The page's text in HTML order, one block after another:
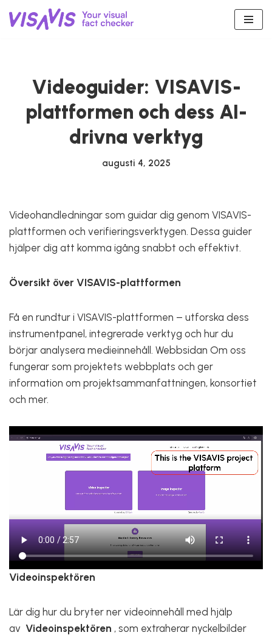
Hoppa
Videoguider: VISAVIS-
plattformen och dess AI-
drivna verktyg
augusti 4, 2025
Videohandledningar som guidar dig genom VISAVIS-
plattformen och verifieringsverktygen. Dessa guider
hjälper dig att komma igång snabbt och effektivt.
Översikt över VISAVIS-plattformen
Få en rundtur i VISAVIS-plattformen – utforska dess
instrumentpanel, integrerade verktyg och hur du
börjar analysera medieinnehåll. Webbsidan Om oss
fungerar som projektets webbplats och ger
information om projektsammanfattningen, konsortiet
och mer.
Videoinspektören
Lär dig hur du bryter ner videoinnehåll med hjälp
av Videoinspektören , som extraherar nyckelbilder